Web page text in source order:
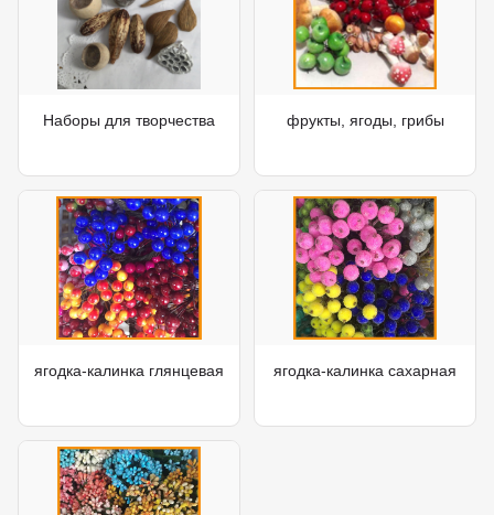
Наборы для творчества фрукты, ягоды, грибы
ягодка-калинка глянцевая ягодка-калинка сахарная